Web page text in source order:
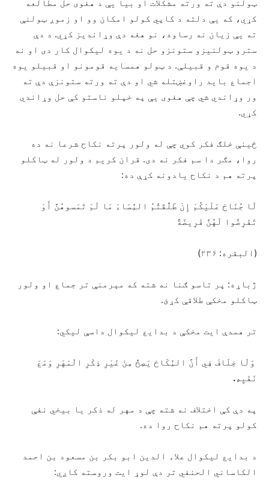
ټولنو دې ته ورته مشکلات او بیا يې د هغوی حل مطالعه
کړي، که يې دلته د کاپي کولو امکان وو او زموږ ټولنې
ته يې زیان نه رساوه، نو هغه دې وړانديز کړي. د دې
سترو ټولنیزو ستونزو حل نه د یوه لیکوال کار دی او نه
د یوه قوم و قبیلې. د ټولو همسایه قومونو او قبیلو یوه
اجماع بايد راوغښتله شي او دې ته ورته ستونزې دې ته
ور وړاندي شي چې هغوی يې په خپلو ناستو کې حل وړاندي
کړي.
ځينې خلګ فکر کوي چې له ولور پرته نکاح شرعا نه ده
روا، مګر دا سم فکر نه دی. قران کریم د ولور له ټاکلو
پرته هم د نکاح یادونه کړې ده:
لَا جُنَاحَ عَلَيْكُمْ إِنْ طَلَّقْتُمُ النِّسَاءَ مَا لَمْ تَمَسوهُنَّ أَوْ
تَفْرِضُوا لَهُنَّ فَرِيضَةً
(البقره: ۲۳۶)
ژباړه: پر تاسو ګنا نه شته که مېرمنې تر جماع او ولور
ټاکلو مخکې طلاقې کړئ.
تر همدې ايت مخکې د بدایع لیکوال داسې ليکي:
وَلَا خِلَافَ فِي أَنَّ النِّكَاحَ يَصِحُّ مِنْ غَيْرِ ذِكْرِ الْمَهْرِ وَمَعَ
نَفْيِهِ.
په دې کې اختلاف نه شته چې د مهر له ذکر یا بیخي نفې
کولو پرته هم نکاح روا ده.
د بدایع لیکوال علاء الدین ابو بکر بن مسعود بن احمد
الکاساني الحنفي تر دې لوړ ايت وروسته کاږي: